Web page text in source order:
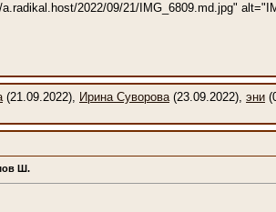
2022/09/21/IMG_6809.md.jpg"
(21.09.2022), Ирина Суворова(23.09.2022), эни
Ш.